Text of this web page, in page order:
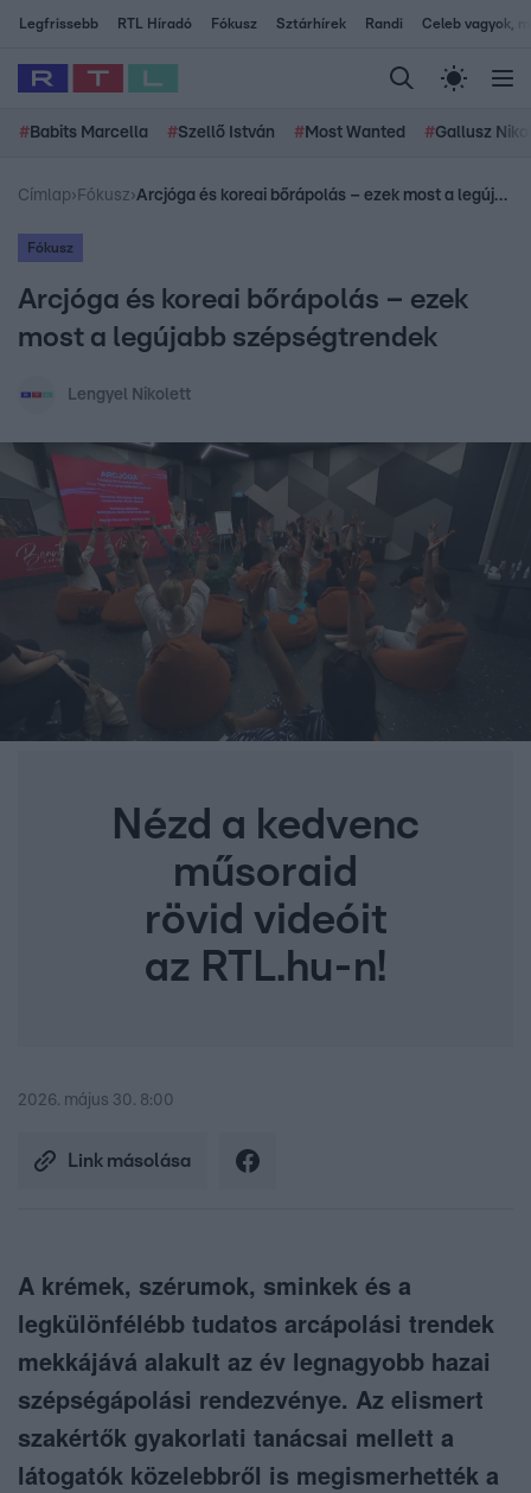
Legfrissebb RTL Híradó Fókusz Sztárhírek Randi Celeb vagyok,
# Babits Marcella #Szellő István # Most Wanted #Gallusz
Címlap› Fókusz› Arcjóga és koreai bőrápolás – ezek most a legújabb szépségtrendek
Fókusz
Arcjóga és koreai bőrápolás – ezek
most a legújabb szépségtrendek
Lengyel Nikolett
Nézd a kedvenc
műsoraid
rövid videóit
az RTL.hu-n!
2026. május 30. 8:00
Link másolása
A krémek, szérumok, sminkek és a
legkülönfélébb tudatos arcápolási trendek
mekkájává alakult az év legnagyobb hazai
szépségápolási rendezvénye. Az elismert
szakértők gyakorlati tanácsai mellett a
látogatók közelebbről is megismerhették a